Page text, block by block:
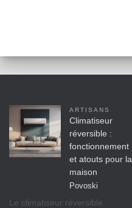
ARTISANS
Climatiseur
réversible :
fonctionnement
et atouts pour la
maison
Povoski
Le climatiseur réversible